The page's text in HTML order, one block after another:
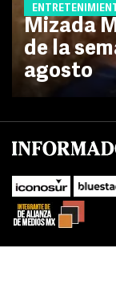
Mizada
de la
agosto